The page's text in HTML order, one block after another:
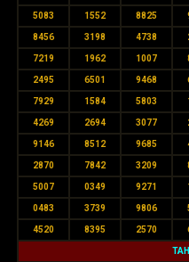
5083 1552 8825
8456 3198 4738
7219 1962 1007
2495 6501 9468
7929 1584 5803
4269 2694 3077
9146 8512 9685
2870 7842 3209
5007 0349 9271
0483 3739 9806
4520 8395 2570